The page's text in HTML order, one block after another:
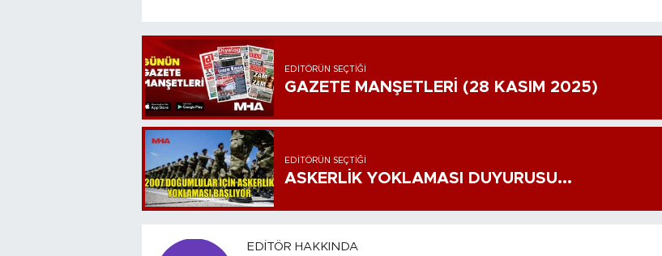
EDITÖRÜN SEÇTIĞI
GAZETE MANŞETLERİ (28 KASIM 2025)
EDITÖRÜN SEÇTIĞI
ASKERLİK YOKLAMASI DUYURUSU...
EDITÖR HAKKINDA